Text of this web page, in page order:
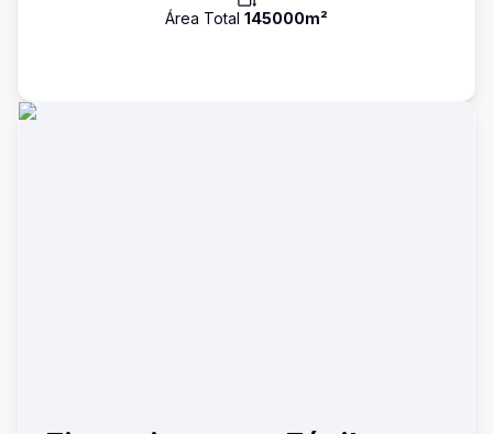
Área Total 145000m²